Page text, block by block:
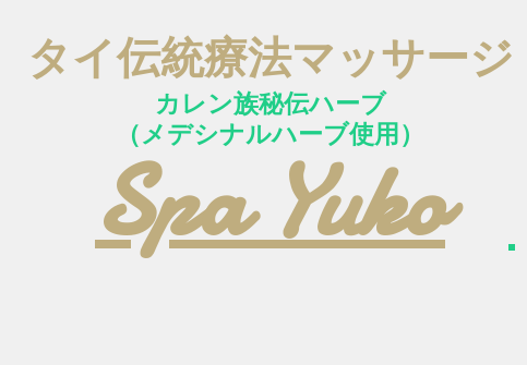
タイ伝統療法マッサージ
カレン族秘伝ハーブ
（メデシナルハーブ使用）
Spa Yuko